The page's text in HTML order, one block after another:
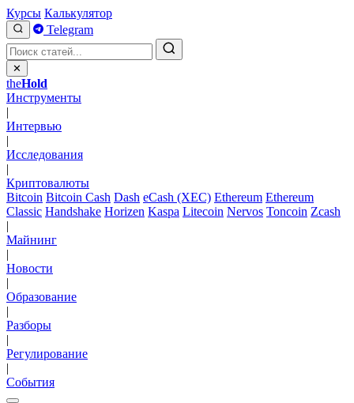
Курсы Калькулятор
Telegram
✕
theHold
Инструменты
|
Интервью
|
Исследования
|
Криптовалюты
Bitcoin Bitcoin Cash Dash eCash (XEC) Ethereum Ethereum
Classic Handshake Horizen Kaspa Litecoin Nervos Toncoin Zcash
|
Майнинг
|
Новости
|
Образование
|
Разборы
|
Регулирование
|
События